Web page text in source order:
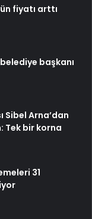
fiyatı arttı
başkanı
Sibel Arna’dan
Tek bir korna
31